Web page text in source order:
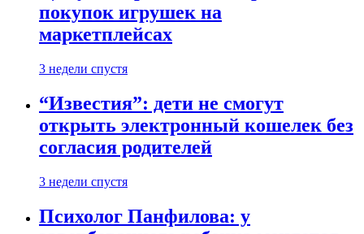
покупок игрушек на
маркетплейсах
3 недели спустя
“Известия”: дети не смогут
открыть электронный кошелек без
согласия родителей
3 недели спустя
Психолог Панфилова: у